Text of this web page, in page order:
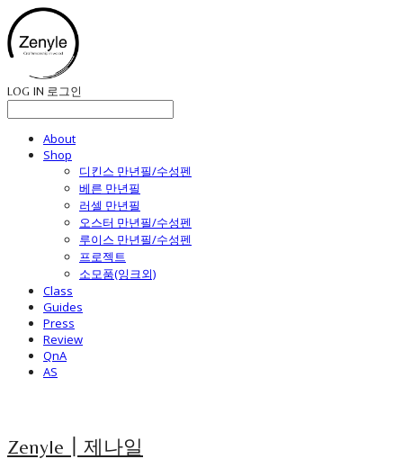
LOG IN 로그인
About
Shop
디킨스 만년필/수성펜
베른 만년필
러셀 만년필
오스터 만년필/수성펜
루이스 만년필/수성펜
프로젝트
소모품(잉크외)
Class
Guides
Press
Review
QnA
AS
Zenyle┃제나일